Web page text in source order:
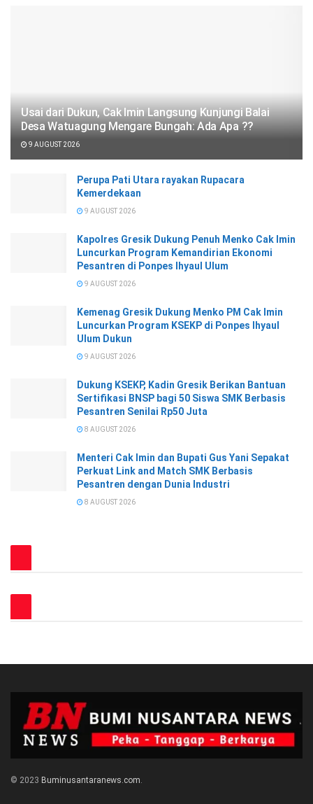
Usai dari Dukun, Cak Imin Langsung Kunjungi Balai
Desa Watuagung Mengare Bungah: Ada Apa ??
9 AUGUST 2026
Perupa Pati Utara rayakan Rupacara
Kemerdekaan
9 AUGUST 2026
Kapolres Gresik Dukung Penuh Menko Cak Imin
Luncurkan Program Kemandirian Ekonomi
Pesantren di Ponpes Ihyaul Ulum
9 AUGUST 2026
Kemenag Gresik Dukung Menko PM Cak Imin
Luncurkan Program KSEKP di Ponpes Ihyaul
Ulum Dukun
9 AUGUST 2026
Dukung KSEKP, Kadin Gresik Berikan Bantuan
Sertifikasi BNSP bagi 50 Siswa SMK Berbasis
Pesantren Senilai Rp50 Juta
8 AUGUST 2026
Menteri Cak Imin dan Bupati Gus Yani Sepakat
Perkuat Link and Match SMK Berbasis
Pesantren dengan Dunia Industri
8 AUGUST 2026
© 2023 Buminusantaranews.com.